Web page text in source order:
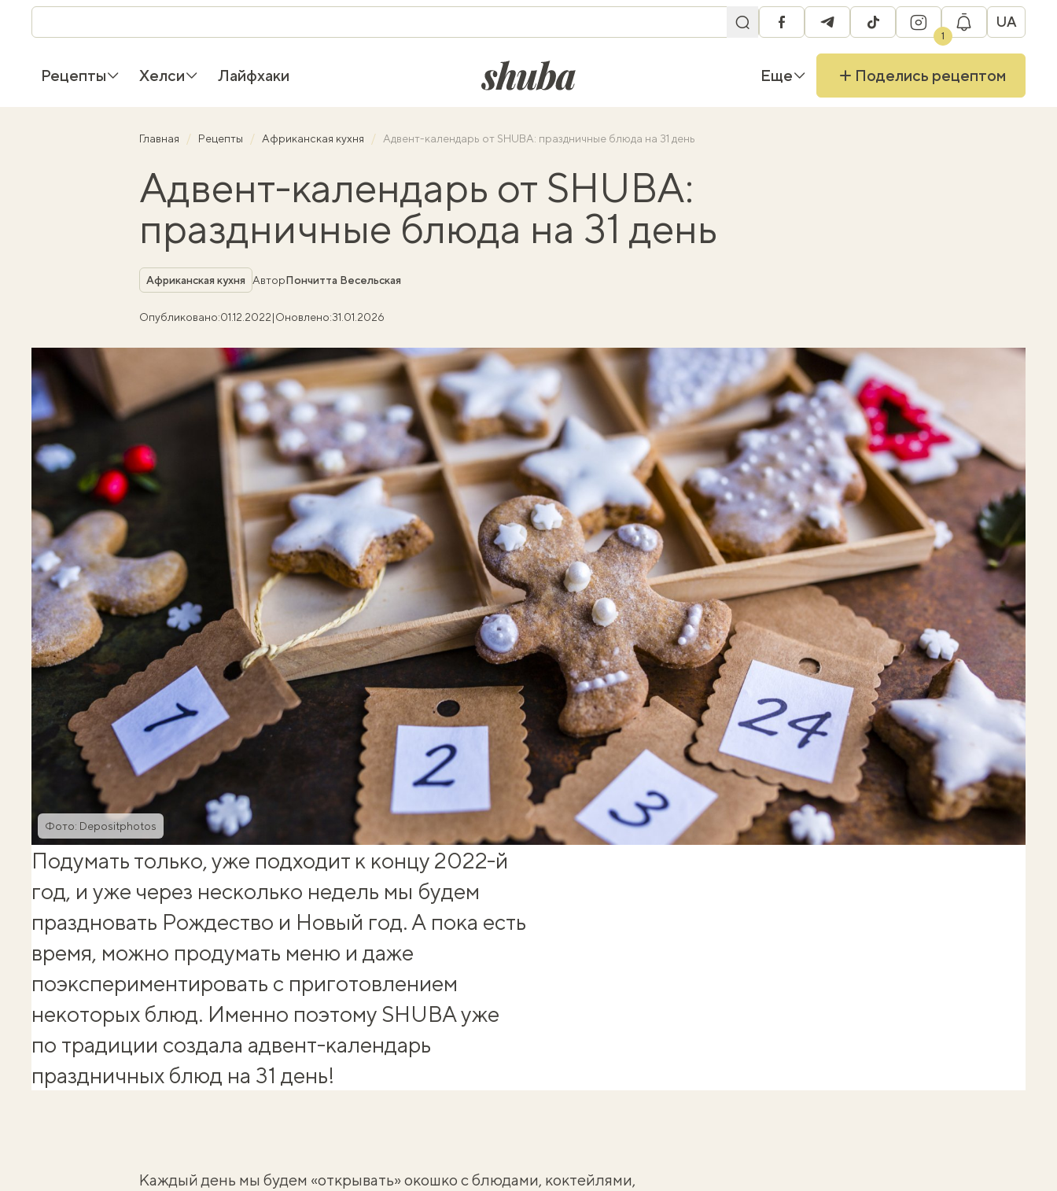
facebooktelegramtiktok instagram
1
UA
Рецепты Хелси Лайфхаки shuba.life Еще Поделись рецептом
Главная Рецепты Африканская кухня Адвент-календарь от SHUBA: праздничные блюда на 31 день
Адвент-календарь от SHUBA:
праздничные блюда на 31 день
Рубрика
Африканская кухня АвторПончитта Весельская
Опубликовано:01.12.2022|Оновлено:31.01.2026
Фото: Depositphotos
Подумать только, уже подходит к концу 2022-й
год, и уже через несколько недель мы будем
праздновать Рождество и Новый год. А пока есть
время, можно продумать меню и даже
поэкспериментировать с приготовлением
некоторых блюд. Именно поэтому SHUBA уже
по традиции создала адвент-календарь
праздничных блюд на 31 день!
Каждый день мы будем «открывать» окошко с блюдами, коктейлями,